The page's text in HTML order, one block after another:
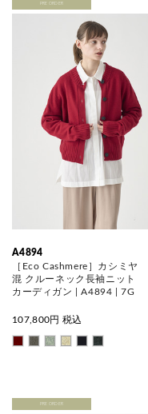
PRE ORDER
A4894
［Eco Cashmere］カシミヤ
混 クルーネック長袖ニット
カーディガン | A4894 | 7G
107,800円 税込
PRE ORDER